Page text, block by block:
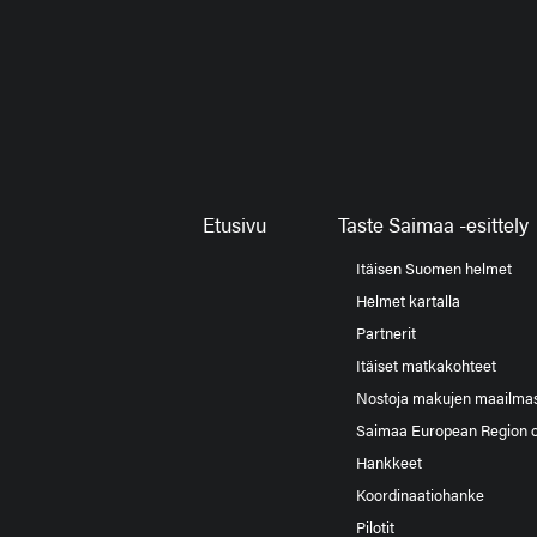
Etusivu Taste Saimaa -esittely
Itäisen Suomen helmet
Helmet kartalla
Partnerit
Itäiset matkakohteet
Nostoja makujen
Saimaa European Region
Hankkeet
Koordinaatiohanke
Pilotit